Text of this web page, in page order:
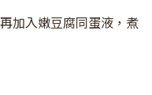
加入嫩豆腐同蛋液，煮